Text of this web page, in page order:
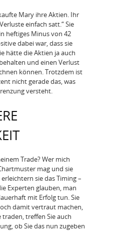
Mary ihre Aktien. Ihr
einfach satt.“ Sie
heftiges Minus von 42
dabei war, dass sie
hätte die Aktien ja auch
und einen Verlust
können. Trotzdem ist
nicht gerade das, was
versteht.
Trade? Wer mich
mag und sie
sie das Timing –
Experten glauben, man
mit Erfolg tun. Sie
damit vertraut machen,
treffen Sie auch
ob Sie das nun zugeben